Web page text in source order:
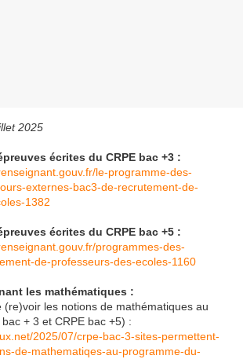
2025
écrites du CRPE bac +3 :
le-programme-des-
externes-bac3-de-recrutement-de-
1382
écrites du CRPE bac +5 :
programmes-des-
de-professeurs-des-ecoles-1160
les mathématiques :
(re)voir les notions de mathématiques au
+ 3 et CRPE bac +5) :
2025/07/crpe-bac-3-sites-permettent-
de-mathematiqes-au-programme-du-